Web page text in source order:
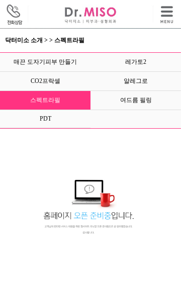
닥터미소 소개 > > 스펙트라필
매끈 도자기피부 만들기 레가토2
CO2프락셀 알레그로
스펙트라필 여드름 필링
PDT